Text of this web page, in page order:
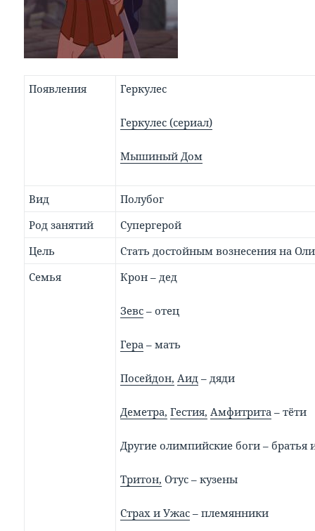
Появления Геркулес
Геркулес (сериал)
Мышиный Дом
Вид
Полубог
Род занятий
Супергерой
Цель
Стать достойным вознесения на
Семья
Крон – дед
Зевс – отец
Гера – мать
Посейдон, Аид – дяди
Деметра, Гестия, Амфитрита – тёти
Другие олимпийские боги – братья
Тритон, Отус – кузены
Страх и Ужас – племянники